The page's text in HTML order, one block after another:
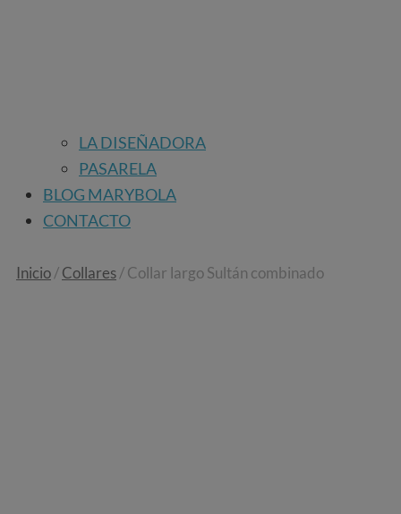
LA DISEÑADORA
PASARELA
BLOG MARYBOLA
CONTACTO
Inicio/ Collares/ Collar largo Sultán combinado
Collar